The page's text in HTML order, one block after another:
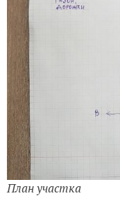
План участка